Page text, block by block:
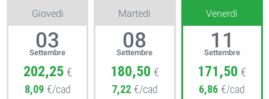
Giovedì
03
Settembre
202,25 €
8,09 €/cad
Martedì
08
Settembre
180,50 €
7,22 €/cad
Venerdì
11
Settembre
171,50 €
6,86 €/cad